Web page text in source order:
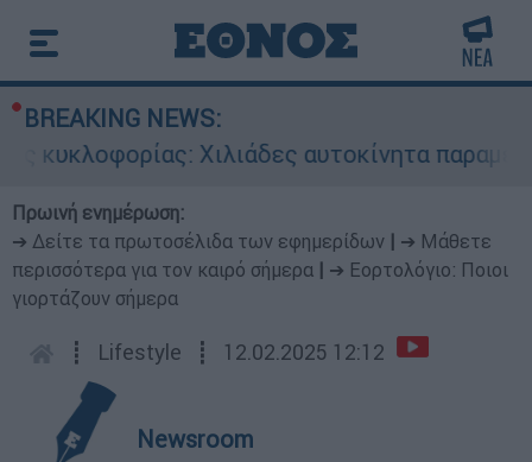
BREAKING NEWS:
Χιλιάδες αυτοκίνητα
Πρωινή ενημέρωση:
➔ Δείτε τα πρωτοσέλιδα των εφημερίδων
➔ Μάθετε
περισσότερα για τον καιρό σήμερα
➔ Εορτολόγιο: Ποιοι
γιορτάζουν σήμερα
┋ Lifestyle ┋ 12.02.2025 12:12
Newsroom